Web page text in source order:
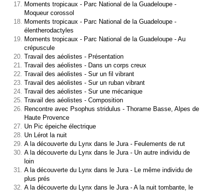
Moments tropicaux - Parc National de la Guadeloupe -
Moqueur corossol
Moments tropicaux - Parc National de la Guadeloupe -
élentherodactyles
Moments tropicaux - Parc National de la Guadeloupe - Au
crépuscule
Travail des aéolistes - Présentation
Travail des aéolistes - Dans un corps creux
Travail des aéolistes - Sur un fil vibrant
Travail des aéolistes - Sur un ruban vibrant
Travail des aéolistes - Sur une mécanique
Travail des aéolistes - Composition
Rencontre avec Psophus stridulus - Thorame Basse, Alpes de
Haute Provence
Un Pic épeiche électrique
Un Lérot la nuit
A la découverte du Lynx dans le Jura - Feulements de rut
A la découverte du Lynx dans le Jura - Un autre individu de
loin
A la découverte du Lynx dans le Jura - Le même individu de
plus prés
A la découverte du Lynx dans le Jura - A la nuit tombante, le